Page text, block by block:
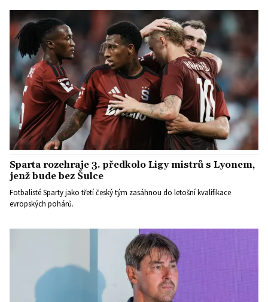
Sparta rozehraje 3. předkolo Ligy mistrů s Lyonem,
jenž bude bez Šulce
Fotbalisté Sparty jako třetí český tým zasáhnou do letošní kvalifikace
evropských pohárů.